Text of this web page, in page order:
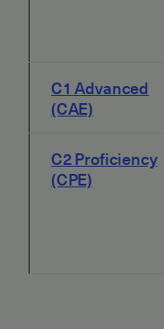
C1 Advanced
(CAE)
C2 Proficiency
(CPE)